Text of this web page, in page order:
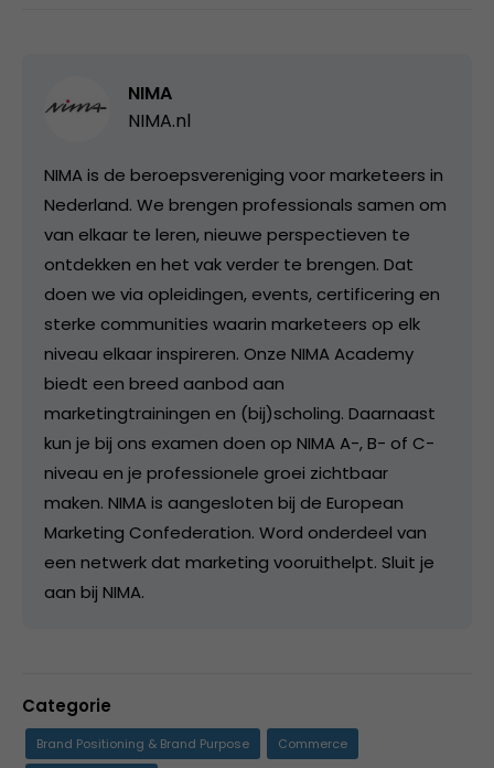
NIMA
NIMA.nl
NIMA is de beroepsvereniging voor marketeers in
Nederland. We brengen professionals samen om
van elkaar te leren, nieuwe perspectieven te
ontdekken en het vak verder te brengen. Dat
doen we via opleidingen, events, certificering en
sterke communities waarin marketeers op elk
niveau elkaar inspireren. Onze NIMA Academy
biedt een breed aanbod aan
marketingtrainingen en (bij)scholing. Daarnaast
kun je bij ons examen doen op NIMA A-, B- of C-
niveau en je professionele groei zichtbaar
maken. NIMA is aangesloten bij de European
Marketing Confederation. Word onderdeel van
een netwerk dat marketing vooruithelpt. Sluit je
aan bij NIMA.
Categorie
Brand Positioning & Brand Purpose
Commerce